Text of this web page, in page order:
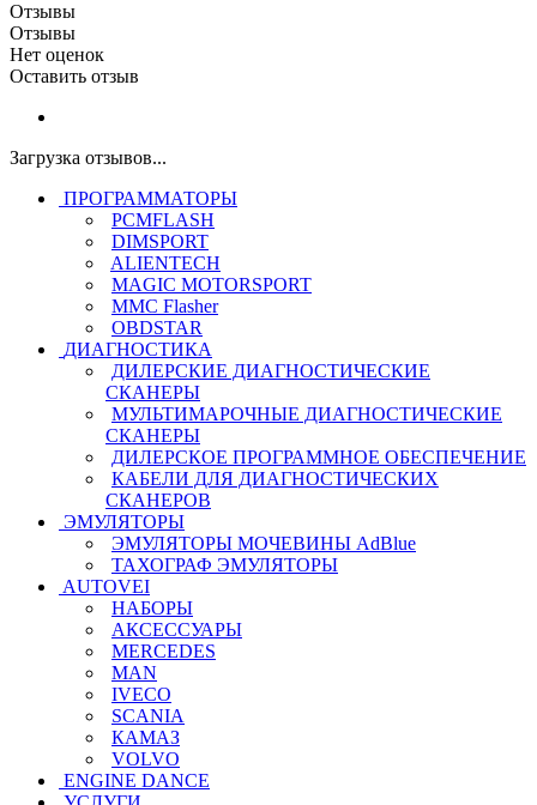
Отзывы
Отзывы
Нет оценок
Оставить отзыв
Загрузка отзывов...
ПРОГРАММАТОРЫ
PCMFLASH
DIMSPORT
ALIENTECH
MAGIC MOTORSPORT
MMC Flasher
OBDSTAR
ДИАГНОСТИКА
ДИЛЕРСКИЕ ДИАГНОСТИЧЕСКИЕ
СКАНЕРЫ
МУЛЬТИМАРОЧНЫЕ ДИАГНОСТИЧЕСКИЕ
СКАНЕРЫ
ДИЛЕРСКОЕ ПРОГРАММНОЕ ОБЕСПЕЧЕНИЕ
КАБЕЛИ ДЛЯ ДИАГНОСТИЧЕСКИХ
СКАНЕРОВ
ЭМУЛЯТОРЫ
ЭМУЛЯТОРЫ МОЧЕВИНЫ АdBlue
ТАХОГРАФ ЭМУЛЯТОРЫ
AUTOVEI
НАБОРЫ
АКСЕССУАРЫ
MERCEDES
MAN
IVECO
SCANIA
КАМАЗ
VOLVO
ENGINE DANCE